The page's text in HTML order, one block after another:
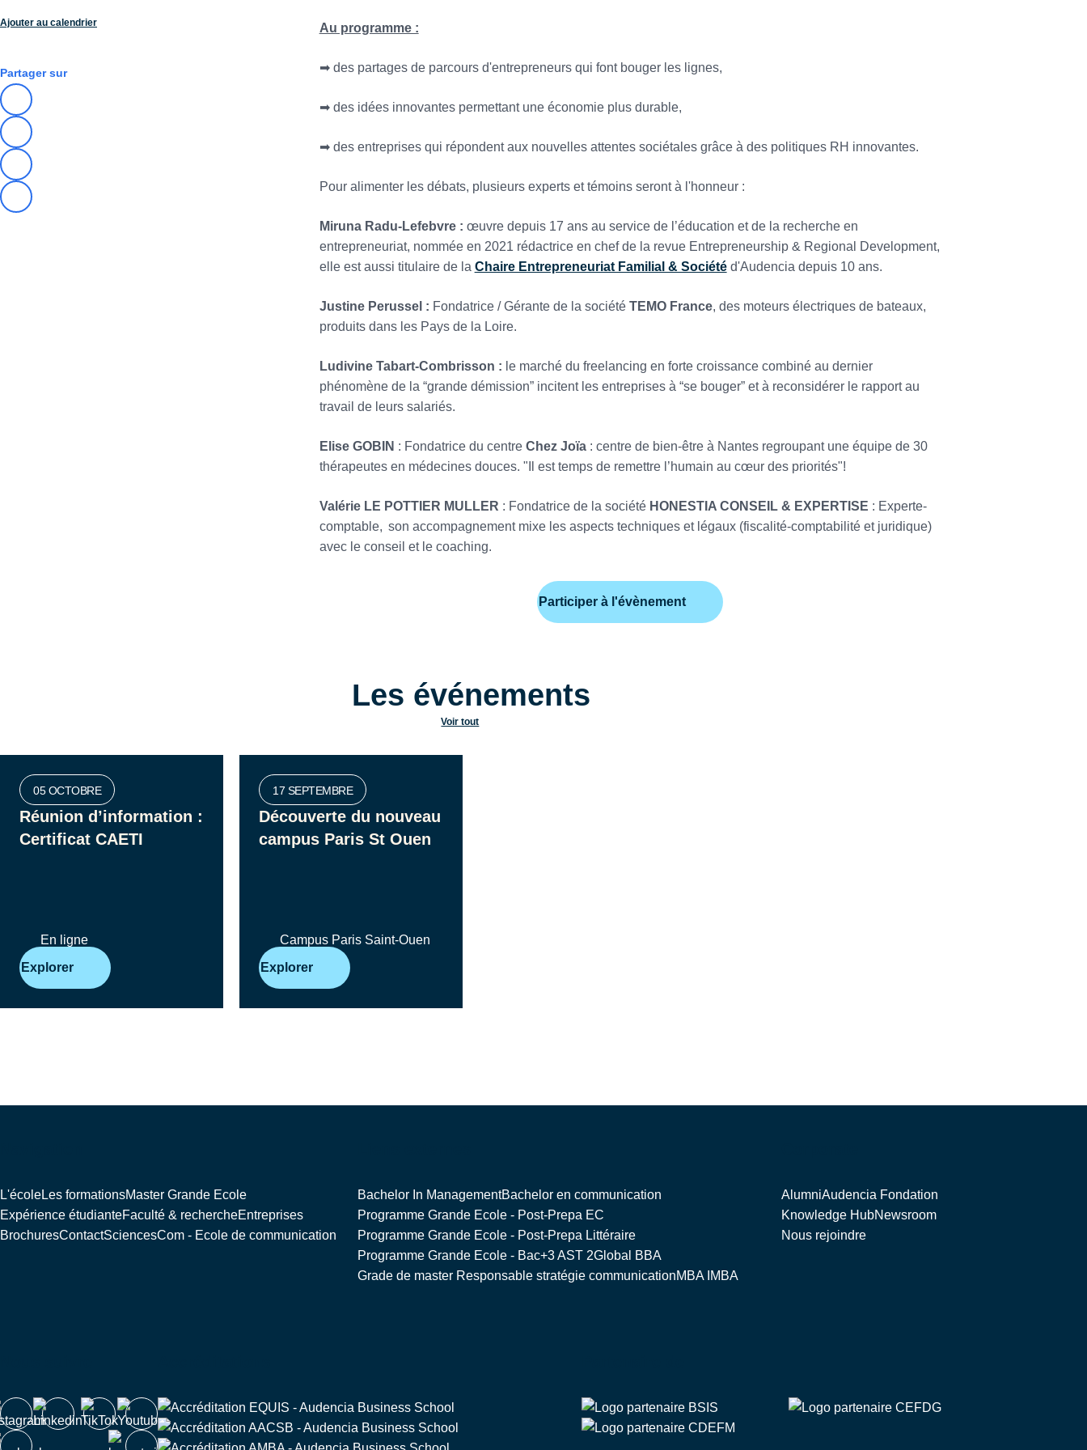
Au programme :
➡ des partages de parcours d'entrepreneurs qui font bouger les lignes,
➡ des idées innovantes permettant une économie plus durable,
➡ des entreprises qui répondent aux nouvelles attentes sociétales grâce à des politiques RH innovantes.
Pour alimenter les débats, plusieurs experts et témoins seront à l'honneur :
Miruna Radu-Lefebvre : œuvre depuis 17 ans au service de l’éducation et de la recherche en
entrepreneuriat, nommée en 2021 rédactrice en chef de la revue Entrepreneurship & Regional Development,
elle est aussi titulaire de la Chaire Entrepreneuriat Familial & Sociétéd'Audencia depuis 10 ans.
Justine Perussel : Fondatrice / Gérante de la société TEMO France, des moteurs électriques de bateaux,
produits dans les Pays de la Loire.
Ludivine Tabart-Combrisson : le marché du freelancing en forte croissance combiné au dernier
phénomène de la “grande démission” incitent les entreprises à “se bouger” et à reconsidérer le rapport au
travail de leurs salariés.
Elise GOBIN : Fondatrice du centre Chez Joïa: centre de bien-être à Nantes regroupant une équipe de 30
thérapeutes en médecines douces. "Il est temps de remettre l’humain au cœur des priorités"!
Valérie LE POTTIER MULLER : Fondatrice de la société HONESTIA CONSEIL & EXPERTISE : Experte-
comptable, son accompagnement mixe les aspects techniques et légaux (fiscalité-comptabilité et juridique)
avec le conseil et le coaching.
Participer à l'évènement
Ajouter au calendrier
Partager sur
Les événements
Voir tout
05OCTOBRE
Réunion d’information :
Certificat CAETI
En ligne
Explorer
17 SEPTEMBRE
Découverte du nouveau
campus Paris St Ouen
Campus Paris Saint-Ouen
Explorer
L'écoleLes formationsMaster Grande Ecole
Expérience étudianteFaculté & rechercheEntreprises
BrochuresContactSciencesCom - Ecole de communication
Bachelor In ManagementBachelor en communication
Programme Grande Ecole - Post-Prepa EC
Programme Grande Ecole - Post-Prepa Littéraire
Programme Grande Ecole - Bac+3 AST 2Global BBA
Grade de master Responsable stratégie communicationMBA IMBA
AlumniAudencia Fondation
Knowledge HubNewsroom
Nous rejoindre